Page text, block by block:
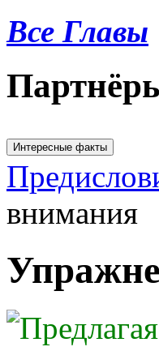
Все Главы
Интересные факты
внимания